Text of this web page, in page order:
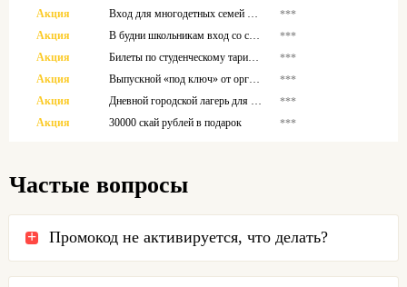
Акция
***
Акция
***
Акция
***
Акция
***
Акция
***
Акция
30000 скай рублей в подарок ***
Частые вопросы
Промокод не активируется, что делать?